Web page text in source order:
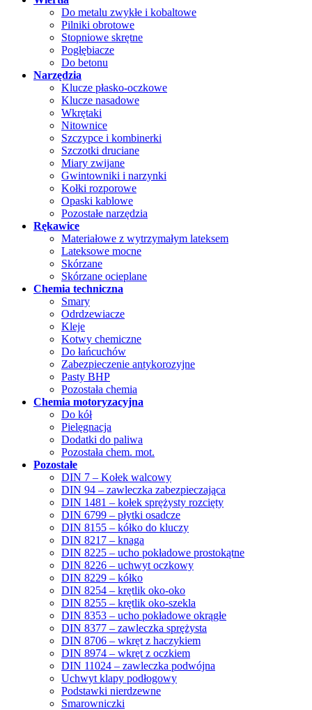
Do metalu zwykłe i kobaltowe
Pilniki obrotowe
Stopniowe skrętne
Pogłębiacze
Do betonu
Narzędzia
Klucze płasko-oczkowe
Klucze nasadowe
Wkrętaki
Nitownice
Szczypce i kombinerki
Szczotki druciane
Miary zwijane
Gwintowniki i narzynki
Kołki rozporowe
Opaski kablowe
Pozostałe narzędzia
Rękawice
Materiałowe z wytrzymałym lateksem
Lateksowe mocne
Skórzane
Skórzane ocieplane
Chemia techniczna
Smary
Odrdzewiacze
Kleje
Kotwy chemiczne
Do łańcuchów
Zabezpieczenie antykorozyjne
Pasty BHP
Pozostała chemia
Chemia motoryzacyjna
Do kół
Pielęgnacja
Dodatki do paliwa
Pozostała chem. mot.
Pozostałe
DIN 7 – Kołek walcowy
DIN 94 – zawleczka zabezpieczająca
DIN 1481 – kołek sprężysty rozcięty
DIN 6799 – płytki osadcze
DIN 8155 – kółko do kluczy
DIN 8217 – knaga
DIN 8225 – ucho pokładowe prostokątne
DIN 8226 – uchwyt oczkowy
DIN 8229 – kółko
DIN 8254 – krętlik oko-oko
DIN 8255 – krętlik oko-szekla
DIN 8353 – ucho pokładowe okrągłe
DIN 8377 – zawleczka sprężysta
DIN 8706 – wkręt z haczykiem
DIN 8974 – wkręt z oczkiem
DIN 11024 – zawleczka podwójna
Uchwyt klapy podłogowy
Podstawki nierdzewne
Smarowniczki